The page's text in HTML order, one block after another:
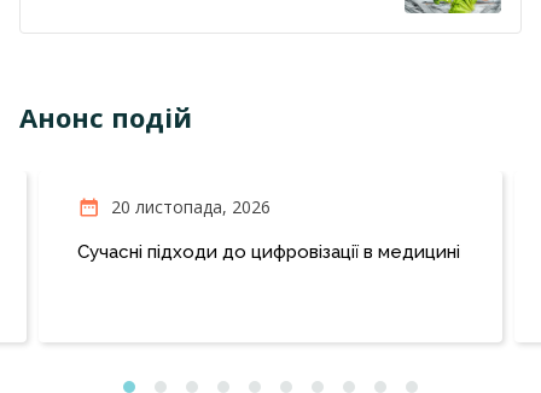
Анонс подій
20 листопада, 2026
Сучасні підходи до цифровізації в медицині